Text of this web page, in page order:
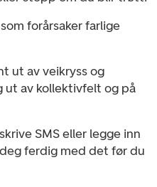
forårsaker farlige
ut av veikryss og
ut av kollektivfelt og på
SMS eller legge inn
ferdig med det før du